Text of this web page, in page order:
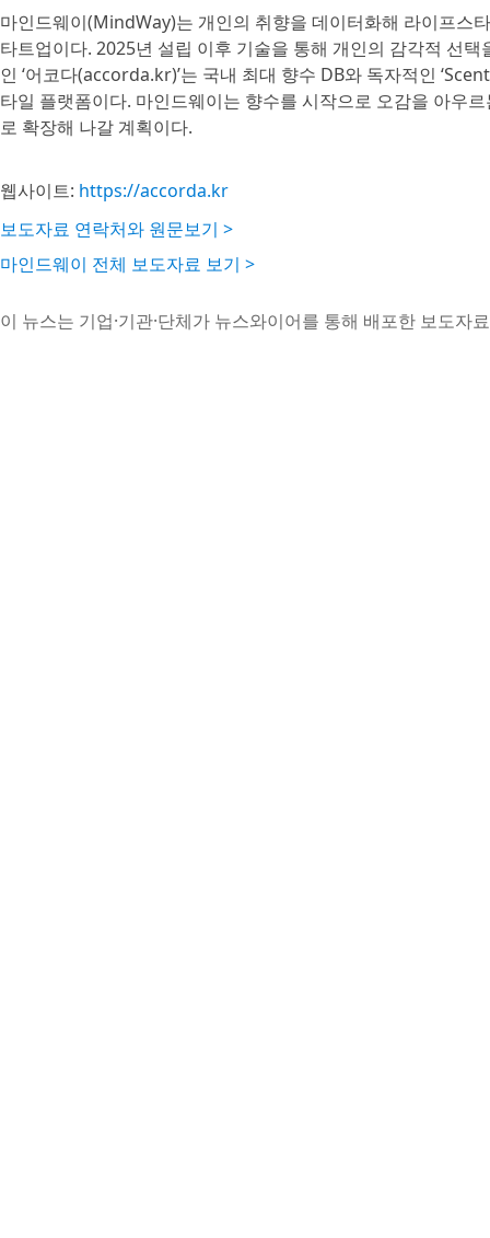
마인드웨이(MindWay)는 개인의 취향을 데이터화해 라이프스
타트업이다. 2025년 설립 이후 기술을 통해 개인의 감각적 선
인 ‘어코다(accorda.kr)’는 국내 최대 향수 DB와 독자적인
타일 플랫폼이다. 마인드웨이는 향수를 시작으로 오감을 아우
로 확장해 나갈 계획이다.
웹사이트: https://accorda.kr
보도자료 연락처와 원문보기 >
마인드웨이 전체 보도자료 보기 >
이 뉴스는 기업·기관·단체가 뉴스와이어를 통해 배포한 보도자